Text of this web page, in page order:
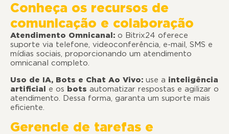
Conheça os recursos de
comunicação e colaboração
Atendimento Omnicanal: o Bitrix24 oferece
suporte via telefone, videoconferência, e-mail, SMS e
mídias sociais, proporcionando um atendimento
omnicanal completo.
Uso de IA, Bots e Chat Ao Vivo: use a inteligência
artificial e os bots automatizar respostas e agilizar o
atendimento. Dessa forma, garanta um suporte mais
eficiente.
Gerencie de tarefas e